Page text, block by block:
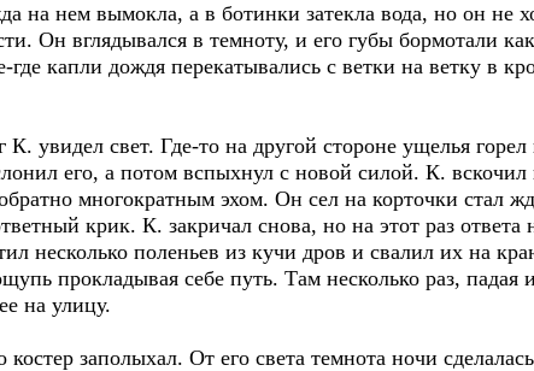
нем вымокла, а в ботинки затекла вода, но он не
Он вглядывался в темноту, и его губы бормотали
где капли дождя перекатывались с ветки на ветку в
свет. Где-то на другой стороне ущелья горел
его, а потом вспыхнул с новой силой. К.
многократным эхом. Он сел на корточки стал
крик. К. закричал снова, но на этот раз
несколько поленьев из кучи дров и свалил их на
прокладывая себе путь. Там несколько раз,
на улицу.
заполыхал. От его света темнота ночи